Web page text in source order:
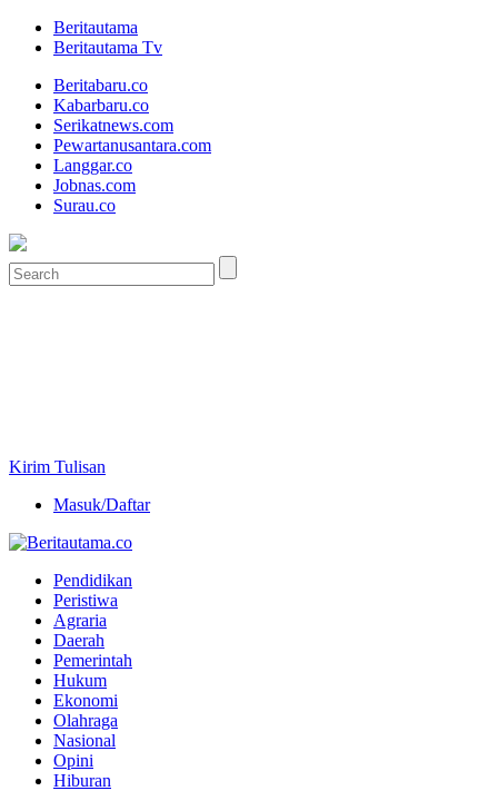
Beritautama
Beritautama Tv
Beritabaru.co
Kabarbaru.co
Serikatnews.com
Pewartanusantara.com
Langgar.co
Jobnas.com
Surau.co
Kirim Tulisan
Masuk/Daftar
Pendidikan
Peristiwa
Agraria
Daerah
Pemerintah
Hukum
Ekonomi
Olahraga
Nasional
Opini
Hiburan